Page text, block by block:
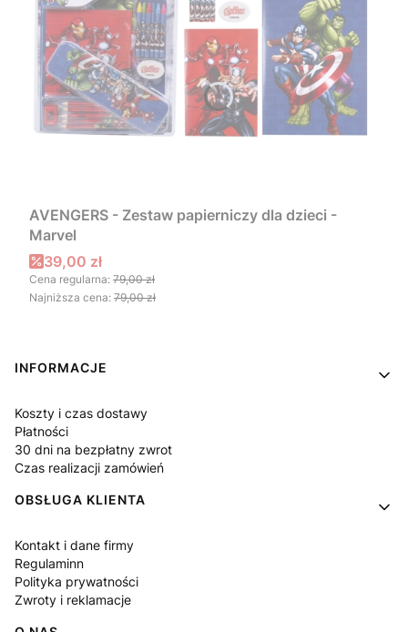
AVENGERS - Zestaw papierniczy dla dzieci -
Marvel
Cena promocyjna
39,00 zł
Cena regularna: 79,00 zł
Najniższa cena: 79,00 zł
Linki w stopce
INFORMACJE
Koszty i czas dostawy
Płatności
30 dni na bezpłatny zwrot
Czas realizacji zamówień
OBSŁUGA KLIENTA
Kontakt i dane firmy
Regulaminn
Polityka prywatności
Zwroty i reklamacje